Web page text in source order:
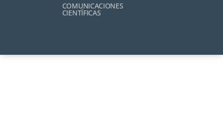
COMUNICACIONES
CIENTÍFICAS